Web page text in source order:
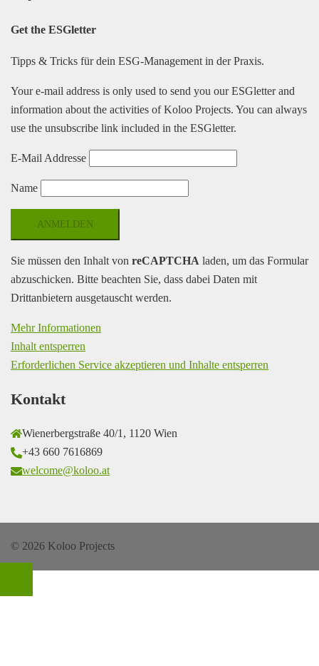
Get the ESGletter
Tipps & Tricks für dein ESG-Management in der Praxis.
Your e-mail address is only used to send you our ESGletter and
information about the activities of Koloo Projects. You can always
use the unsubscribe link included in the ESGletter.
E-Mail Addresse
Name
Sie müssen den Inhalt von reCAPTCHA laden, um das Formular
abzuschicken. Bitte beachten Sie, dass dabei Daten mit
Drittanbietern ausgetauscht werden.
Mehr Informationen
Inhalt entsperren
Erforderlichen Service akzeptieren und Inhalte entsperren
Kontakt
Wienerbergstraße 40/1, 1120 Wien
+43 660 7616869
welcome@koloo.at
© 2026 Koloo Projects